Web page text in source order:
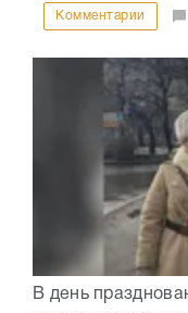
Комментарии
В день